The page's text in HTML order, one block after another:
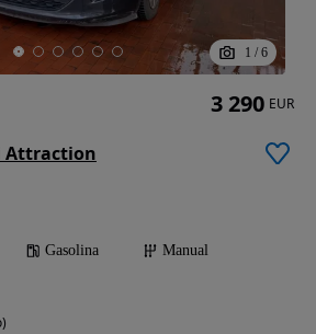
1 / 6
Attraction
Gasolina
Manual
3 290 EUR